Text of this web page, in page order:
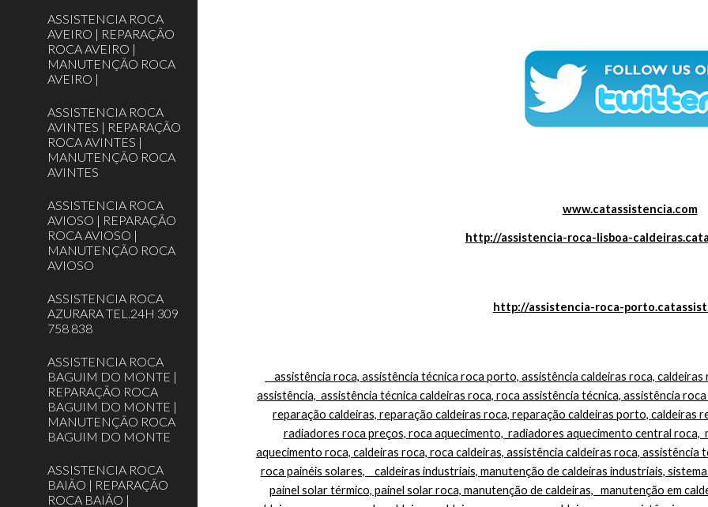
ASSISTENCIA ROCA
AVEIRO | REPARAÇÃO
ROCA AVEIRO |
MANUTENÇÃO ROCA
AVEIRO |
ASSISTENCIA ROCA
AVINTES | REPARAÇÃO
ROCA AVINTES |
MANUTENÇÃO ROCA
AVINTES
ASSISTENCIA ROCA
AVIOSO | REPARAÇÃO
ROCA AVIOSO |
MANUTENÇÃO ROCA
AVIOSO
ASSISTENCIA ROCA
AZURARA TEL.24H 309
758 838
ASSISTENCIA ROCA
BAGUIM DO MONTE |
REPARAÇÃO ROCA
BAGUIM DO MONTE |
MANUTENÇÃO ROCA
BAGUIM DO MONTE
ASSISTENCIA ROCA
BAIÃO | REPARAÇÃO
ROCA BAIÃO |
www.catassistencia.com
http://assistencia-roca-lisboa-
http://assistencia-roca-
assistência,  assistência técnica caldeiras roca, roca assistência técnica, assistência
reparação caldeiras, reparação caldeiras roca, reparação caldeiras porto, caldeiras
radiadores roca preços, roca aquecimento,  radiadores aquecimento central roca,
aquecimento roca, caldeiras roca, roca caldeiras, assistência caldeiras roca,
roca painéis solares,    caldeiras industriais, manutenção de caldeiras industriais,
painel solar térmico, painel solar roca, manutenção de caldeiras,   manutenção em